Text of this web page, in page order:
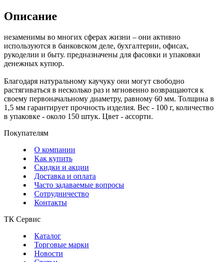
Описание
незаменимы во многих сферах жизни – они активно
используются в банковском деле, бухгалтерии, офисах,
рукоделии и быту. предназначены для фасовки и упаковки
денежных купюр.
Благодаря натуральному каучуку они могут свободно
растягиваться в несколько раз и мгновенно возвращаются к
своему первоначальному диаметру, равному 60 мм. Толщина в
1,5 мм гарантирует прочность изделия. Вес - 100 г, количество
в упаковке - около 150 штук. Цвет - ассорти.
Покупателям
О компании
Как купить
Скидки и акции
Доставка и оплата
Часто задаваемые вопросы
Сотрудничество
Контакты
ТК Сервис
Каталог
Торговые марки
Новости